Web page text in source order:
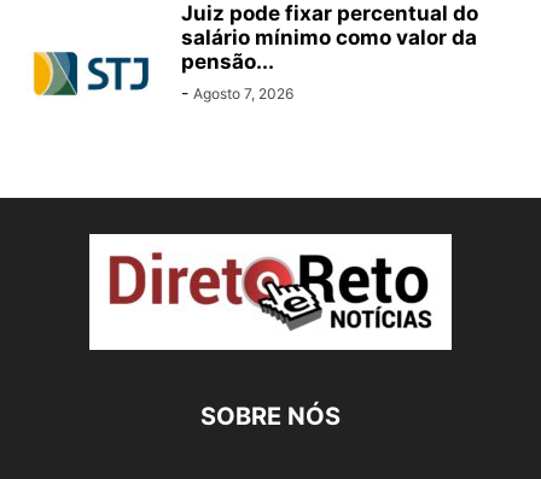
Juiz pode fixar percentual do
salário mínimo como valor da
pensão...
- Agosto 7, 2026
SOBRE NÓS